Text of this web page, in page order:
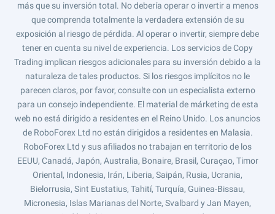
más que su inversión total. No debería operar o invertir a menos
que comprenda totalmente la verdadera extensión de su
exposición al riesgo de pérdida. Al operar o invertir, siempre debe
tener en cuenta su nivel de experiencia. Los servicios de Copy
Trading implican riesgos adicionales para su inversión debido a la
naturaleza de tales productos. Si los riesgos implícitos no le
parecen claros, por favor, consulte con un especialista externo
para un consejo independiente. El material de márketing de esta
web no está dirigido a residentes en el Reino Unido. Los anuncios
de RoboForex Ltd no están dirigidos a residentes en Malasia.
RoboForex Ltd y sus afiliados no trabajan en territorio de los
EEUU, Canadá, Japón, Australia, Bonaire, Brasil, Curaçao, Timor
Oriental, Indonesia, Irán, Liberia, Saipán, Rusia, Ucrania,
Bielorrusia, Sint Eustatius, Tahití, Turquía, Guinea-Bissau,
Micronesia, Islas Marianas del Norte, Svalbard y Jan Mayen,